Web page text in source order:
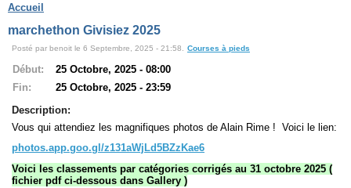
Branches
CONTACT
Ski ALPIN
Triathlon
Ski Nordique
VTT
Athlétisme
Slalom In-Line
Caisse à savon
Coupe "Journal La Gruyère"
Hippisme
Accueil
marchethon Givisiez 2025
Posté par benoit le 6 Septembre, 2025 - 21:58. Courses à pieds
Début:
25 Octobre, 2025 - 08:00
Fin:
25 Octobre, 2025 - 23:59
Description:
Vous qui attendiez les magnifiques photos de Alain Rime ! Voici le lien:
photos.app.goo.gl/z131aWjLd5BZzKae6
Voici les classements par catégories corrigés au 31 octobre 2025 (
fichier pdf ci-dessous dans Gallery )